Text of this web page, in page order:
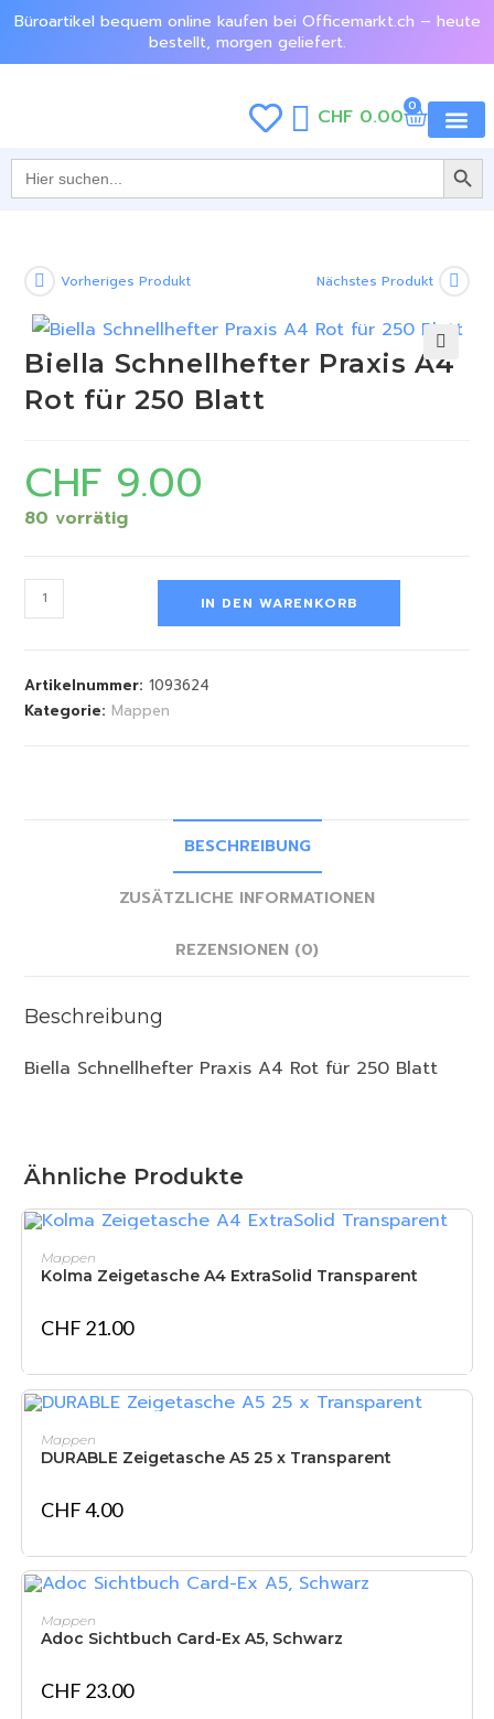
Büroartikel bequem online kaufen bei Officemarkt.ch – heute
bestellt, morgen geliefert.
CHF 0.00 0
Search
for:
SEARCH
Vorheriges Produkt Nächstes Produkt
🔍
Biella Schnellhefter Praxis A4
Rot für 250 Blatt
CHF 9.00
80 vorrätig
IN DEN WARENKORB
Artikelnummer:1093624
Kategorie: Mappen
BESCHREIBUNG
ZUSÄTZLICHE INFORMATIONEN
REZENSIONEN (0)
Beschreibung
Biella Schnellhefter Praxis A4 Rot für 250 Blatt
Ähnliche Produkte
Mappen
Kolma Zeigetasche A4 ExtraSolid Transparent
CHF 21.00
Mappen
DURABLE Zeigetasche A5 25 x Transparent
CHF4.00
Mappen
Adoc Sichtbuch Card-Ex A5, Schwarz
CHF 23.00